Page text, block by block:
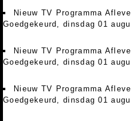
Nieuw TV Programma
Goedgekeurd, dinsdag 01
Nieuw TV Programma
Goedgekeurd, dinsdag 01
Nieuw TV Programma
Goedgekeurd, dinsdag 01